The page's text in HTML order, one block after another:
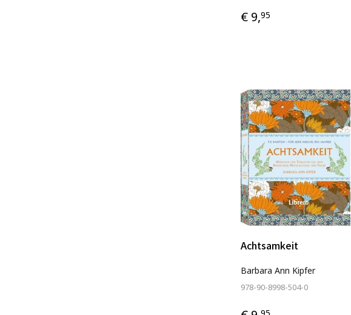
€ 9,95
Achtsamkeit
Barbara Ann Kipfer
978-90-8998-504-0